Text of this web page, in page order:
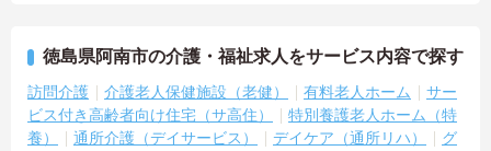
徳島県阿南市の介護・福祉求人をサービス内容で探す
訪問介護 介護老人保健施設（老健） 有料老人ホーム
サー
ビス付き高齢者向け住宅（サ高住）
特別養護老人ホーム（特
養）
通所介護（デイサービス） デイケア（通所リハ）
グ